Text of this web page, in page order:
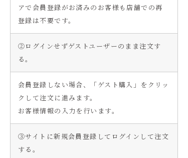
アで会員登録がお済みのお客様も店舗での再
登録は不要です。
②ログインせずゲストユーザーのまま注文す
る。
会員登録しない場合、「ゲスト購入」をクリッ
クして注文に進みます。
お客様情報の入力を行います。
③サイトに新規会員登録してログインして注文
する。